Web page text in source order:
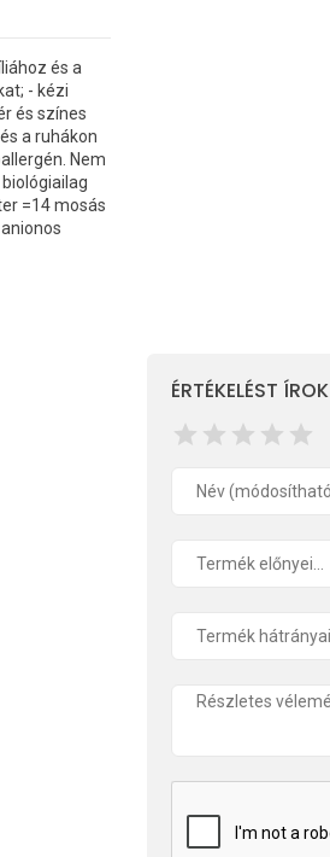
és a
- kézi
és színes
a ruhákon
Nem
=14 mosás
ÉRTÉKELÉST ÍROK